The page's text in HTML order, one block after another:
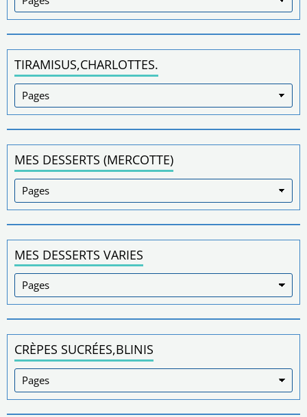
TIRAMISUS,CHARLOTTES.
MES DESSERTS (MERCOTTE)
MES DESSERTS VARIES
CRÈPES SUCRÉES,BLINIS